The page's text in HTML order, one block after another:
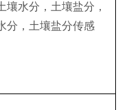
壤水分，土壤盐分，
分，土壤盐分传感